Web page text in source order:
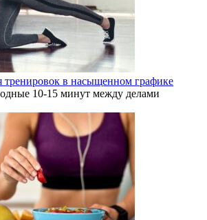
тренировок в насыщенном графике
10-15 минут между делами